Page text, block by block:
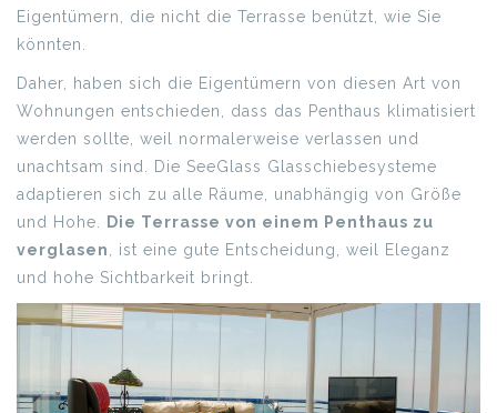
Eigentümern, die nicht die Terrasse benützt, wie Sie
könnten.
Daher, haben sich die Eigentümern von diesen Art von
Wohnungen entschieden, dass das Penthaus klimatisiert
werden sollte, weil normalerweise verlassen und
unachtsam sind. Die SeeGlass Glasschiebesysteme
adaptieren sich zu alle Räume, unabhängig von Größe
und Hohe. Die Terrasse von einem Penthaus zu
verglasen
, ist eine gute Entscheidung, weil Eleganz
und hohe Sichtbarkeit bringt.